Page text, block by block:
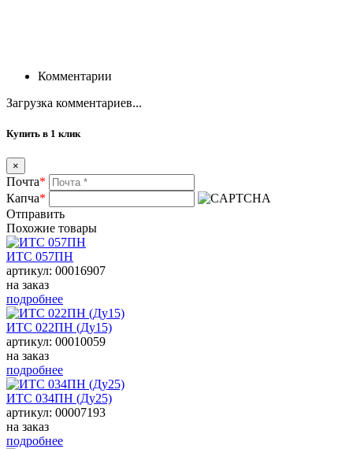
Комментарии
Загрузка комментариев...
Купить в 1 клик
×
Почта*
Капча*
Отправить
Похожие товары
ИТС 057ПН
артикул: 00016907
на заказ
подробнее
ИТС 022ПН (Ду15)
артикул: 00010059
на заказ
подробнее
ИТС 034ПН (Ду25)
артикул: 00007193
на заказ
подробнее